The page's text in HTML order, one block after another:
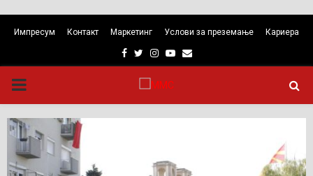
Импресум Контакт Маркетинг Услови за преземање Кариера
Facebook
TwitterInstagram
Youtube
Email
PRIMARY
MENU